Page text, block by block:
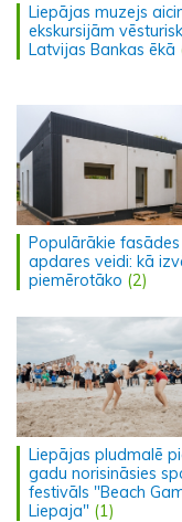
Liepājas muzejs
ekskursijām
Latvijas Bankas ēkā
Populārākie fasādes
apdares veidi: kā
piemērotāko (2)
Liepājas pludmalē
gadu norisināsies
festivāls "Beach
Liepaja" (1)